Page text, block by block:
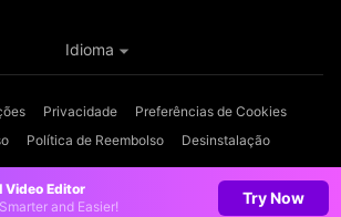
Video Editor
and Easier!
Try Now
Privacidade
Preferências de Cookies
Política de Reembolso
Desinstalação
Idioma